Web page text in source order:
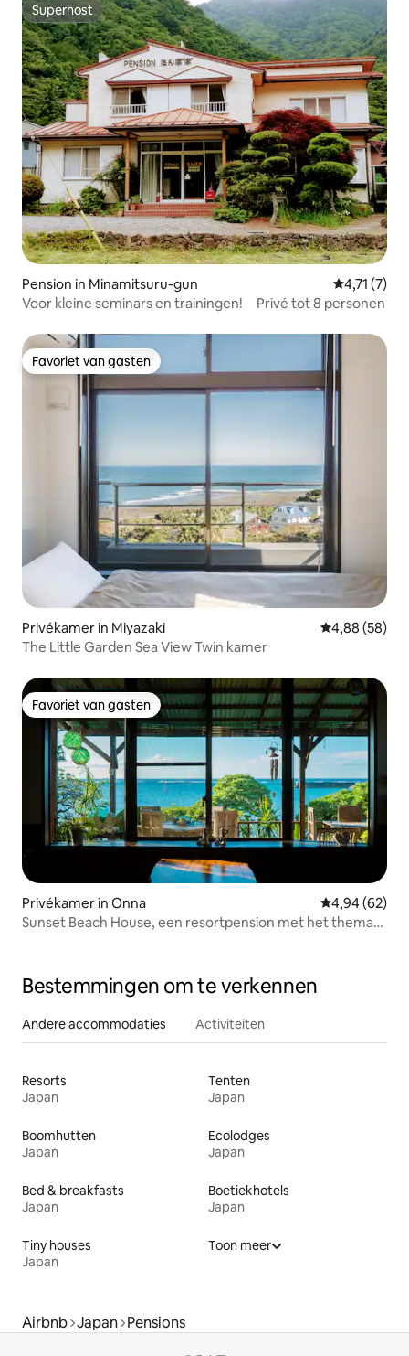
Superhost
Superhost
Pension in Minamitsuru-gun
4,71 (7)
Voor kleine seminars en trainingen! Privé tot 8 personen
Favoriet van gasten
Favoriet van gasten
Privékamer in Miyazaki Gemiddelde
4,88 (58)
The Little Garden Sea View Twin kamer
Favoriet van gasten
Favoriet van gasten
Privékamer in Onna Gemiddelde
4,94 (62)
Sunset Beach House, een resortpension met het thema
Bestemmingen om te verkennen
Andere accommodaties Activiteiten
Resorts
Japan
Tenten
Japan
Boomhutten
Japan
Ecolodges
Japan
Bed & breakfasts
Japan
Boetiekhotels
Japan
Tiny houses
Japan
Toon meer
Airbnb Japan Pensions